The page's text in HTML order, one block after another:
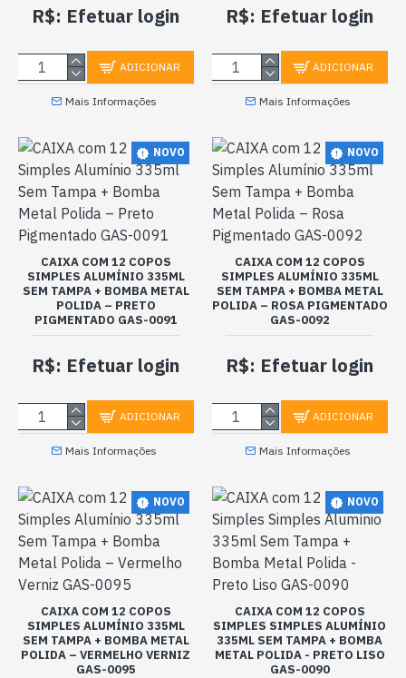
R$: Efetuar login
ADICIONAR
Mais Informações
R$: Efetuar login
ADICIONAR
Mais Informações
NOVO
CAIXA COM 12 COPOS
SIMPLES ALUMÍNIO 335ML
SEM TAMPA + BOMBA METAL
POLIDA – PRETO
PIGMENTADO GAS-0091
R$: Efetuar login
ADICIONAR
Mais Informações
NOVO
CAIXA COM 12 COPOS
SIMPLES ALUMÍNIO 335ML
SEM TAMPA + BOMBA METAL
POLIDA – ROSA PIGMENTADO
GAS-0092
R$: Efetuar login
ADICIONAR
Mais Informações
NOVO
CAIXA COM 12 COPOS
SIMPLES ALUMÍNIO 335ML
SEM TAMPA + BOMBA METAL
POLIDA – VERMELHO VERNIZ
GAS-0095
NOVO
CAIXA COM 12 COPOS
SIMPLES SIMPLES ALUMÍNIO
335ML SEM TAMPA + BOMBA
METAL POLIDA - PRETO LISO
GAS-0090